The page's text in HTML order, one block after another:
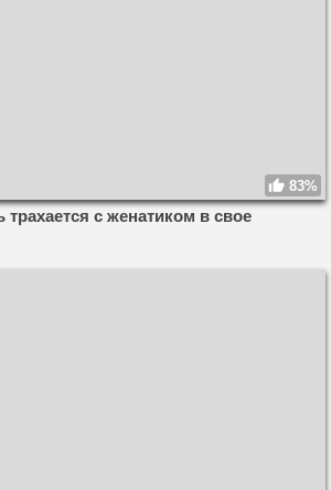
83%
с женатиком в свое